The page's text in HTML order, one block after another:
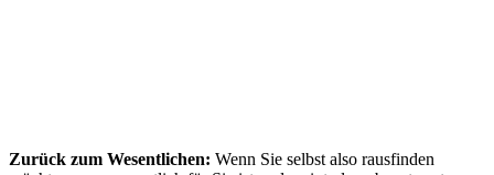
Zurück zum Wesentlichen: Wenn Sie selbst also rausfinden